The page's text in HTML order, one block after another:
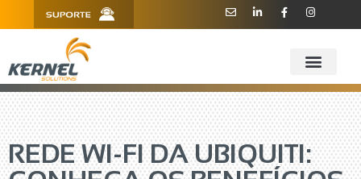
910 - CEP 13208-760 - Jundiaí/SP
REDE WI-FI DA UBIQUITI: